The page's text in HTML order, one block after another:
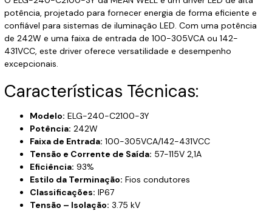
potência, projetado para fornecer energia de forma eficiente e
confiável para sistemas de iluminação LED. Com uma potência
de 242W e uma faixa de entrada de 100-305VCA ou 142-
431VCC, este driver oferece versatilidade e desempenho
excepcionais.
Características Técnicas:
Modelo: ELG-240-C2100-3Y
Potência: 242W
Faixa de Entrada: 100-305VCA/142-431VCC
Tensão e Corrente de Saída: 57-115V 2,1A
Eficiência: 93%
Estilo da Terminação: Fios condutores
Classificações: IP67
Tensão – Isolação: 3.75 kV